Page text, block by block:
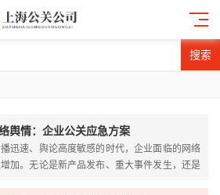
搜索
舆情：企业公关应急方案
迅速、舆论高度敏感的时代，企业面临的网络
加。无论是新产品发布、重大事件发生，还是